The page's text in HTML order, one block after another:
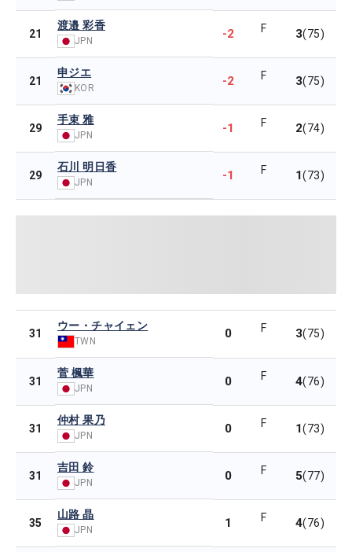
21
渡邉 彩香
JPN -2 F 3(75)
21
申ジエ
KOR -2 F 3(75)
29
手束 雅
JPN -1 F 2(74)
29
石川 明日香
JPN -1 F 1(73)
31
ウー・チャイェン
TWN
0 F 3(75)
31
菅 楓華
JPN 0 F 4(76)
31
仲村 果乃
JPN 0 F 1(73)
31
吉田 鈴
JPN 0 F 5(77)
35
山路 晶
JPN 1 F 4(76)